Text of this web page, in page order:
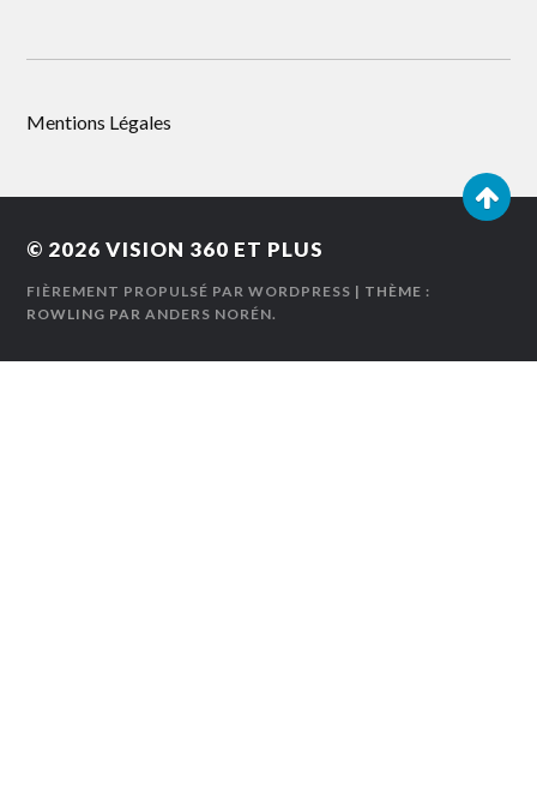
Mentions Légales
© 2026VISION 360 ET PLUS
FIÈREMENT PROPULSÉ PAR WORDPRESS | THÈME :
ROWLING PARANDERS NORÉN.